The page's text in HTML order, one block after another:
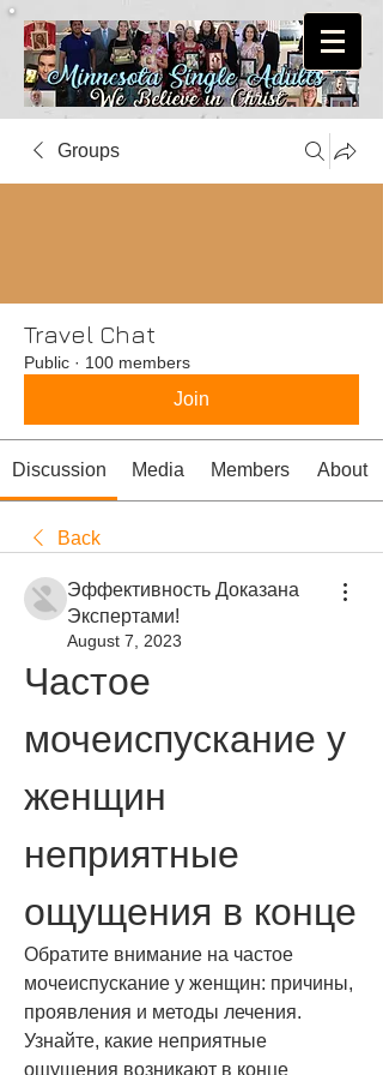
Groups
Travel Chat
Public · 100 members
Join
Discussion Media Members About
Back
Эффективность Доказана
Экспертами!
August 7, 2023
Частое
мочеиспускание у
женщин
неприятные
ощущения в конце
Обратите внимание на частое
мочеиспускание у женщин: причины,
проявления и методы лечения.
Узнайте, какие неприятные
ощущения возникают в конце